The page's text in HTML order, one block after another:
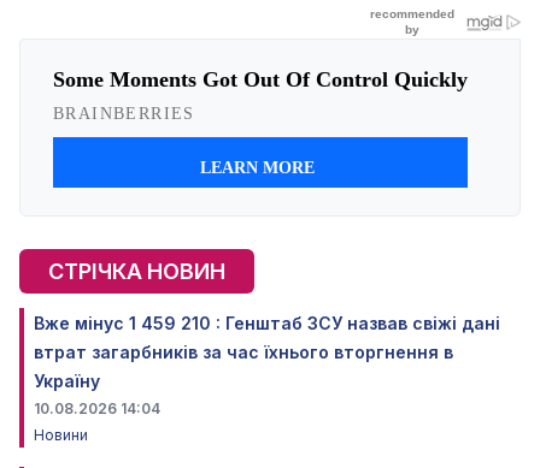
СТРІЧКА НОВИН
Вже мінус 1 459 210 : Генштаб ЗСУ назвав свіжі дані
втрат загарбників за час їхнього вторгнення в
Україну
10.08.2026 14:04
Новини